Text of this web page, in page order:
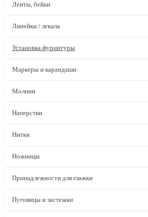
Ленты, бейки
Линейки / лекала
Установка фурнитуры
Маркеры и карандаши
Молнии
Наперстки
Нитки
Ножницы
Принадлежности для глажки
Пуговицы и застежки